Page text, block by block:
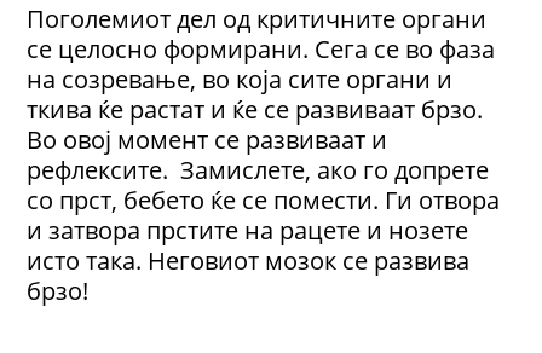
Поголемиот дел од критичните органи
се целосно формирани. Сега се во фаза
на созревање, во која сите органи и
ткива ќе растат и ќе се развиваат брзо.
Во овој момент се развиваат и
рефлексите. Замислете, ако го допрете
со прст, бебето ќе се помести. Ги отвора
и затвора прстите на рацете и нозете
исто така. Неговиот мозок се развива
брзо!